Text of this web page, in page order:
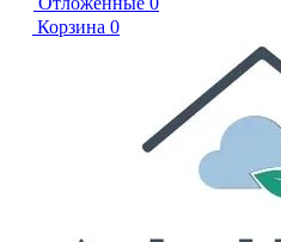
Корзина 0